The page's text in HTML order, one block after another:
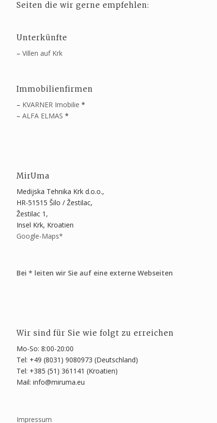
Seiten die wir gerne empfehlen:
Unterkünfte
– Villen auf Krk
Immobilienfirmen
– KVARNER Imobilie *
– ALFA ELMAS *
MirUma
Medijska Tehnika Krk d.o.o.,
HR-51515 Šilo / Žestilac,
Žestilac 1,
Insel Krk, Kroatien
Google-Maps*
Bei * leiten wir Sie auf eine externe Webseiten
Wir sind für Sie wie folgt zu erreichen
Mo-So: 8:00-20:00
Tel: +49 (8031) 9080973 (Deutschland)
Tel: +385 (51) 361141 (Kroatien)
Mail: info@miruma.eu
Impressum